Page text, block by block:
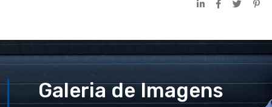
Galeria de Imagens